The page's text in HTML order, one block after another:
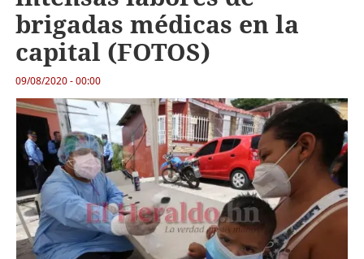
brigadas médicas en la
capital (FOTOS)
09/08/2020 - 00:00